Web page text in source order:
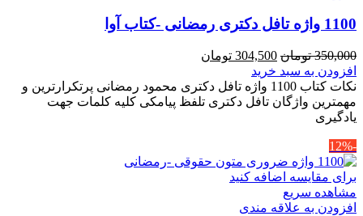
1100 واژه تافل دکتری رمضانی -کتاب آوا
350,000 تومان قیمت
اصلی
350,000 تومان
بود.
304,500 تومان
304,500 تومان
است.
افزودن به سبد خرید
نکات کتاب 1100 واژه تافل دکتری محمود رمضانی پرتکرارترین و
مهمترین واژگان تافل دکتری تلفظ پیامکی کلیه کلمات جهت
یادگیری
-12%
برای مقایسه اضافه کنید
مشاهده سریع
افزودن به علاقه مندی